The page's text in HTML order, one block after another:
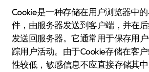
Cookie是一种存储在用户浏览器中
件，由服务器发送到客户端，并在
发送回服务器。它通常用于保存用
踪用户活动。由于Cookie存储在客
性较低，敏感信息不应直接存储其中